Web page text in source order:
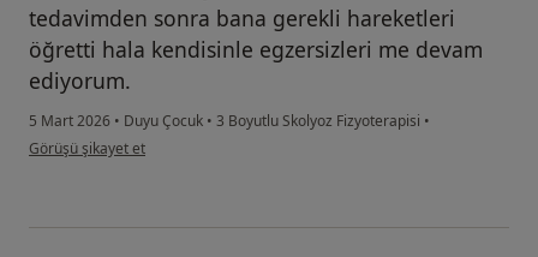
tedavimden sonra bana gerekli hareketleri
öğretti hala kendisinle egzersizleri me devam
ediyorum.
5 Mart 2026 • Duyu Çocuk • 3 Boyutlu Skolyoz Fizyoterapisi •
kullanıcının görüşüne göre r.....
Görüşü şikayet et